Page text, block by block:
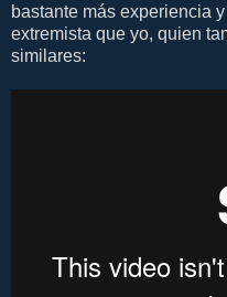
bastante más experiencia
extremista que yo, quien
similares: